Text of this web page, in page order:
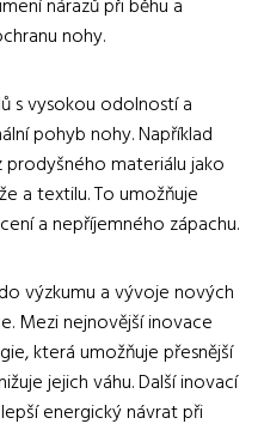
nárazů při běhu a
nohy.
s vysokou odolností a
pohyb nohy. Například
materiálu jako
a textilu. To umožňuje
a nepříjemného zápachu.
výzkumu a vývoje nových
Mezi nejnovější inovace
která umožňuje přesnější
jejich váhu. Další inovací
energický návrat při